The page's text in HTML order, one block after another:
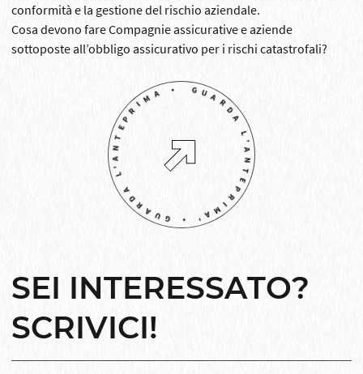
conformità e la gestione del rischio aziendale.
Cosa devono fare Compagnie assicurative e aziende
sottoposte all’obbligo assicurativo per i rischi catastrofali?
GUARDA L'ANTEPRIMA' • GUARDA L'ANTEPRIMA •
SEI INTERESSATO?
SCRIVICI!